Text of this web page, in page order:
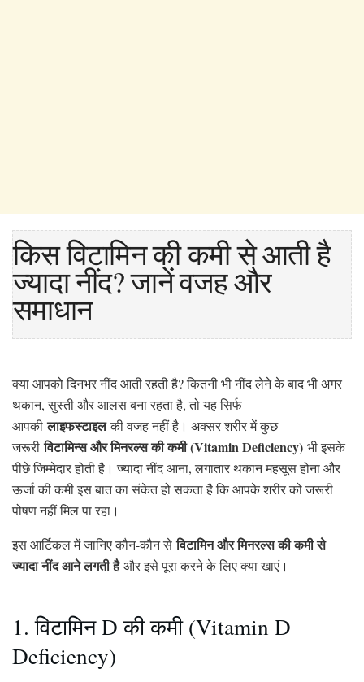
किस विटामिन की कमी से आती है
ज्यादा नींद? जानें वजह और
समाधान
क्या आपको दिनभर नींद आती रहती है? कितनी भी नींद लेने के बाद भी अगर
थकान, सुस्ती और आलस बना रहता है, तो यह सिर्फ
आपकीलाइफस्टाइलकी वजह नहीं है। अक्सर शरीर में कुछ
जरूरीविटामिन्स और मिनरल्स की कमी (Vitamin Deficiency) भी इसके
पीछे जिम्मेदार होती है। ज्यादा नींद आना, लगातार थकान महसूस होना और
ऊर्जा की कमी इस बात का संकेत हो सकता है कि आपके शरीर को जरूरी
पोषण नहीं मिल पा रहा।
इस आर्टिकल में जानिए कौन-कौन सेविटामिन और मिनरल्स की कमी से
ज्यादा नींद आने लगती हैऔर इसे पूरा करने के लिए क्या खाएं।
1. विटामिन D की कमी (Vitamin D
Deficiency)